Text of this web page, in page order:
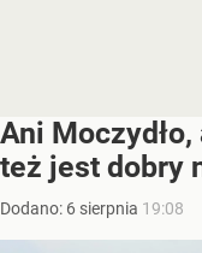
Ani
też jest dobry
Dodano: 6 sierpnia 19:08